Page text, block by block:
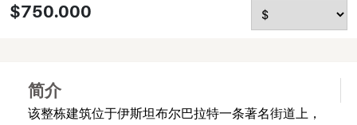
$750.000
简介
该整栋建筑位于伊斯坦布尔巴拉特一条著名街道上，